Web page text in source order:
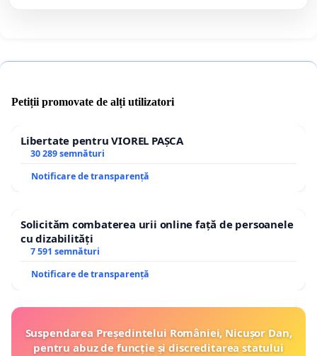
Petiții promovate de alți utilizatori
Libertate pentru VIOREL PAȘCA
30 289 semnături
Notificare de transparență
Solicităm combaterea urii online față de persoanele
cu dizabilități
7 591 semnături
Notificare de transparență
Suspendarea Președintelui României, Nicușor Dan,
pentru abuz de funcție și discreditarea statului